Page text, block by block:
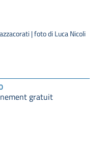
gratuit
| foto di Luca Nicoli